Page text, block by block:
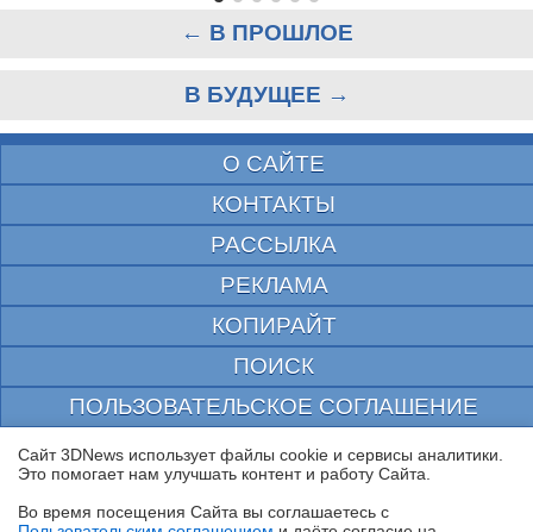
← В ПРОШЛОЕ
В БУДУЩЕЕ →
О САЙТЕ
КОНТАКТЫ
РАССЫЛКА
РЕКЛАМА
КОПИРАЙТ
ПОИСК
ПОЛЬЗОВАТЕЛЬСКОЕ СОГЛАШЕНИЕ
ЗАЩИЩЕНО CURATOR
© 1997—2026 Электронное периодическое издание "3ДНьюс" | Свидетельство о
выдано Федеральной Службой по надзору за соблюдением законодательства в сфере
Сайт 3DNews использует файлы cookie и сервисы аналитики.
Это помогает нам улучшать контент и работу Cайта.
Во время посещения Cайта вы соглашаетесь с